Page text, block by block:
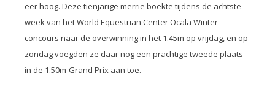
eer hoog. Deze tienjarige merrie boekte tijdens de achtste
week van het World Equestrian Center Ocala Winter
concours naar de overwinning in het 1.45m op vrijdag, en op
zondag voegden ze daar nog een prachtige tweede plaats
in de 1.50m-Grand Prix aan toe.